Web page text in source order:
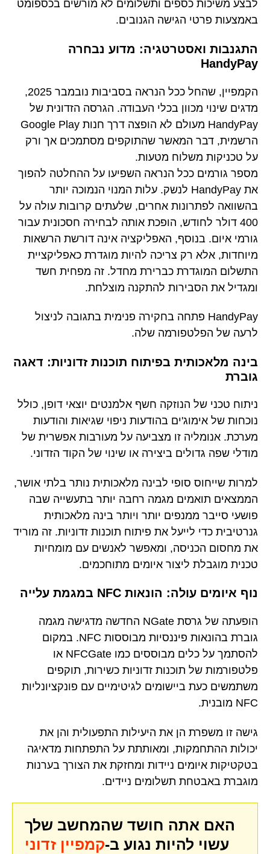
לבצע משיכות כספים ותשלומים לא מורשים בכספומט
באמצעות פרטי הגישה הגנובים.
התגנבות ואסטרטגיה: מדוע נבחרה
HandyPay
הקמפיין, שהחל ככל הנראה בסביבות נובמבר 2025,
מדגים שינוי מכוון בכלי העבודה. הגרסה הזדונית של
HandyPay מעולם לא הופצה דרך חנות Google Play
הרשמית, דבר המאשר שהתוקפים מסתמכים אך ורק
על טכניקות משלוח מטעות.
מספר גורמים ככל הנראה השפיעו על ההחלטה להפוך
את HandyPay לנשק. עלות המנוי הנמוכה יותר
בהשוואה לפתרונות אחרים, שלעתים קרובות עולה על
400 דולר לחודש, הופכת אותה לבחירה חסכונית עבור
גורמי איום. בנוסף, האפליקציה אינה דורשת הרשאות
מיוחדות, אלא רק צריכה להיות מוגדרת כאפליקציית
התשלום המוגדרת כברירת מחדל. זה מפחית חשד
ומגדיל את הסבירות להתקנה מוצלחת.
HandyPay פתחה בחקירה פנימית בתגובה לניצול
לרעה של הפלטפורמה שלה.
בינה מלאכותית בפיתוח תוכנות זדוניות: דאגה
גוברת
ניתוח טכני של הנוזקה חשף אלמנטים יוצאי דופן, כולל
נוכחות של אימוג'ים בהודעות ניפוי שגיאות והודעות
מערכת. אנומליה זו מצביעה על מעורבות אפשרית של
מודלי שפה גדולים ביצירה או שינוי של הקוד הזדוני.
למרות שייחוס סופי לבינה מלאכותית נותר בלתי אושר,
הממצאים תואמים מגמה רחבה יותר בתעשייה שבה
פושעי סייבר ממנפים יותר ויותר בינה מלאכותית
גנרטיבית כדי לייעל את פיתוח תוכנות זדוניות. זה מוריד
את מחסום הכניסה, ומאפשר לאנשים עם מומחיות
טכנית מוגבלת ליצור איומים מתוחכמים.
נוף איומים עולה: הונאות NFC במגמת עלייה
הופעתה של גרסת NGate החדשה מדגישה מגמה
גוברת בהונאות פיננסיות מבוססות NFC. במקום
להסתמך על כלים מבוססים כמו NFCGate או
פלטפורמות של תוכנות זדוניות כשירות, תוקפים
משתמשים כעת ביישומים לגיטימיים עם פונקציונליות
NFC מובנית.
גישה זו משפרת הן את היעילות התפעולית והן את
יכולות ההתחמקות, ומאותתת על התפתחות מדאיגה
בטקטיקות איומים ניידות ומחזקת את הצורך בערנות
מוגברת באבטחת תשלומים ניידים.
האם אתה חושד שהמחשב שלך
עשוי להיות נגוע ב-קמפיין זדוני